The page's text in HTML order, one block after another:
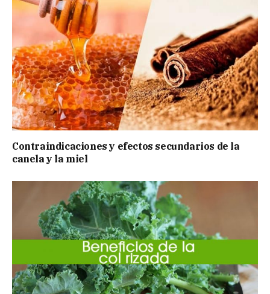
Contraindicaciones y efectos secundarios de la
canela y la miel